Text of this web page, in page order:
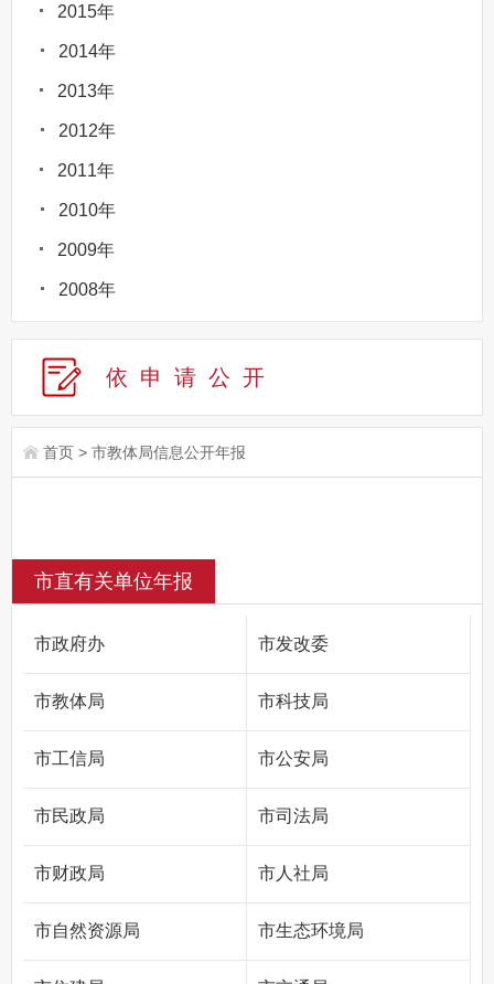
2015年
2014年
2013年
2012年
2011年
2010年
2009年
2008年
依申请公 开
首页 > 市教体局信息公开年报
市直有关单位年报
市政府办 市发改委
市教体局 市科技局
市工信局 市公安局
市民政局 市司法局
市财政局 市人社局
市自然资源局 市生态环境局